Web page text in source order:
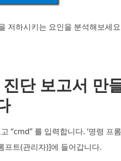
저하시키는 요인을 분석해보세
단 보고서 만
“cmd” 를 입력합니다. ‘명령 프
프트(관리자)]에 들어갑니다.